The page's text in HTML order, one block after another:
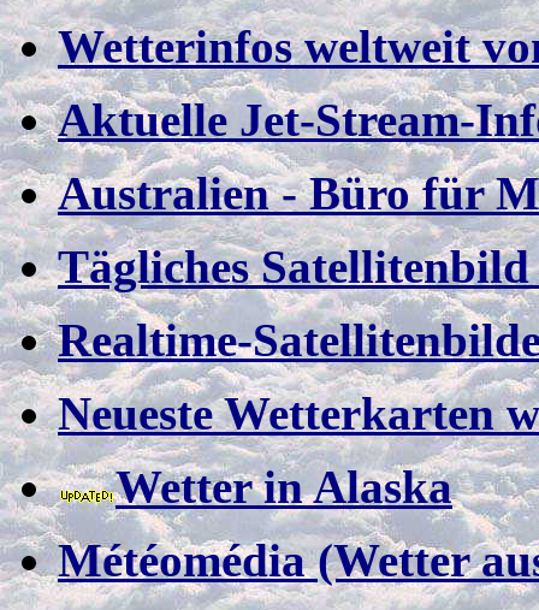
Wetterinfos weltweit
Aktuelle Jet-Stream-
Australien - Büro für
Tägliches
Realtime-
Neueste Wetterkarten
Wetter in Alaska
Météomédia (Wetter